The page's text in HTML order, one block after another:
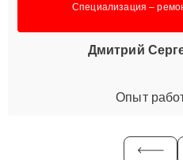
Специализация –
Дмитрий
Опыт